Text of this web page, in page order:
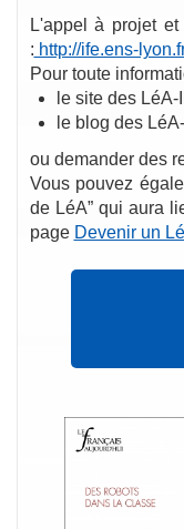
L'appel à projet
: http://ife.ens-
Pour toute
le site des LéA-
le blog des
ou demander des
Vous pouvez
de LéA” qui aura
page Devenir un